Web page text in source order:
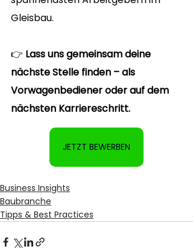
Gleisbau.
👉 Lass uns gemeinsam deine
nächste Stelle finden – als
Vorwagenbediener oder auf dem
nächsten Karriereschritt.
JETZT BEWERBEN
Business Insights
Baubranche
Tipps & Best Practices